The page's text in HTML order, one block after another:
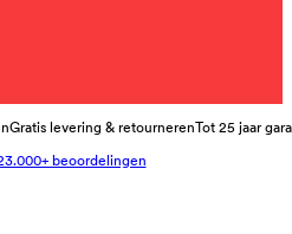
Gratis levering & retournerenTot 25 jaar
beoordelingen